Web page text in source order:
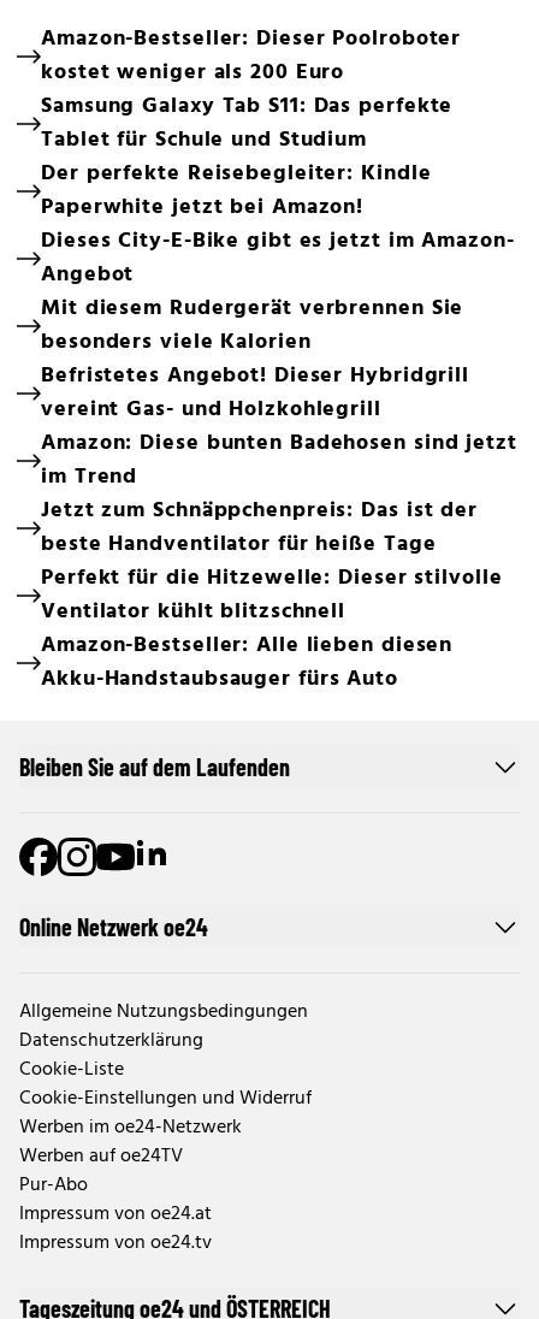
Amazon-Bestseller: Dieser Poolroboter
kostet weniger als 200 Euro
Samsung Galaxy Tab S11: Das perfekte
Tablet für Schule und Studium
Der perfekte Reisebegleiter: Kindle
Paperwhite jetzt bei Amazon!
Dieses City-E-Bike gibt es jetzt im Amazon-
Angebot
Mit diesem Rudergerät verbrennen Sie
besonders viele Kalorien
Befristetes Angebot! Dieser Hybridgrill
vereint Gas- und Holzkohlegrill
Amazon: Diese bunten Badehosen sind jetzt
im Trend
Jetzt zum Schnäppchenpreis: Das ist der
beste Handventilator für heiße Tage
Perfekt für die Hitzewelle: Dieser stilvolle
Ventilator kühlt blitzschnell
Amazon-Bestseller: Alle lieben diesen
Akku-Handstaubsauger fürs Auto
Online Netzwerk oe24
Allgemeine Nutzungsbedingungen
Datenschutzerklärung
Cookie-Liste
Cookie-Einstellungen und Widerruf
Werben im oe24-Netzwerk
Werben auf oe24TV
Pur-Abo
Impressum von oe24.at
Impressum von oe24.tv
Tageszeitung oe24 und ÖSTERREICH
Bleiben Sie auf dem Laufenden